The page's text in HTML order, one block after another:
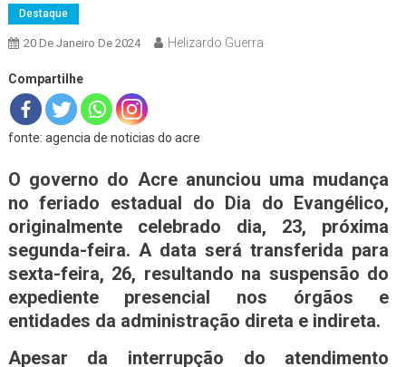
Destaque
20 De Janeiro De 2024 Helizardo Guerra
Compartilhe
fonte: agencia de noticias do acre
O governo do Acre anunciou uma mudança
no feriado estadual do Dia do Evangélico,
originalmente celebrado dia, 23, próxima
segunda-feira. A data será transferida para
sexta-feira, 26, resultando na suspensão do
expediente presencial nos órgãos e
entidades da administração direta e indireta.
Apesar da interrupção do atendimento